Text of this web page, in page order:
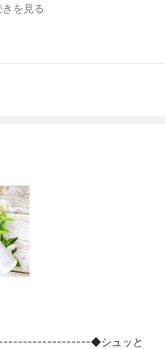
きを見る
◆シュッと